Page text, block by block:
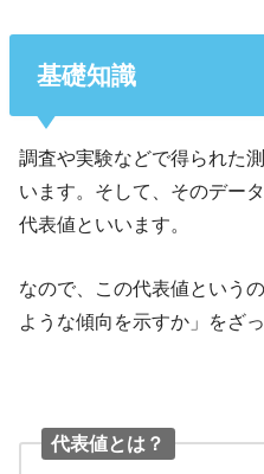
基礎知識
調査や実験などで得られた
います。そして、そのデー
代表値といいます。
なので、この代表値という
ような傾向を示すか」をざ
代表値とは？